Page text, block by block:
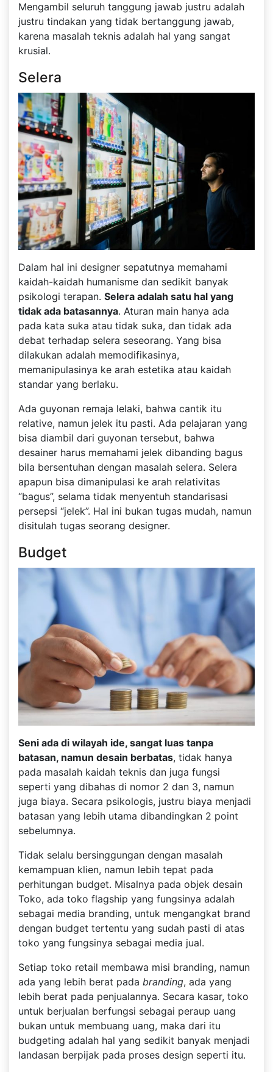
Mengambil seluruh tanggung jawab justru adalah
justru tindakan yang tidak bertanggung jawab,
karena masalah teknis adalah hal yang sangat
krusial.
Selera
Dalam hal ini designer sepatutnya memahami
kaidah-kaidah humanisme dan sedikit banyak
psikologi terapan. Selera adalah satu hal yang
tidak ada batasannya. Aturan main hanya ada
pada kata suka atau tidak suka, dan tidak ada
debat terhadap selera seseorang. Yang bisa
dilakukan adalah memodifikasinya,
memanipulasinya ke arah estetika atau kaidah
standar yang berlaku.
Ada guyonan remaja lelaki, bahwa cantik itu
relative, namun jelek itu pasti. Ada pelajaran yang
bisa diambil dari guyonan tersebut, bahwa
desainer harus memahami jelek dibanding bagus
bila bersentuhan dengan masalah selera. Selera
apapun bisa dimanipulasi ke arah relativitas
“bagus”, selama tidak menyentuh standarisasi
persepsi “jelek”. Hal ini bukan tugas mudah, namun
disitulah tugas seorang designer.
Budget
Seni ada di wilayah ide, sangat luas tanpa
batasan, namun desain berbatas, tidak hanya
pada masalah kaidah teknis dan juga fungsi
seperti yang dibahas di nomor 2 dan 3, namun
juga biaya. Secara psikologis, justru biaya menjadi
batasan yang lebih utama dibandingkan 2 point
sebelumnya.
Tidak selalu bersinggungan dengan masalah
kemampuan klien, namun lebih tepat pada
perhitungan budget. Misalnya pada objek desain
Toko, ada toko flagship yang fungsinya adalah
sebagai media branding, untuk mengangkat brand
dengan budget tertentu yang sudah pasti di atas
toko yang fungsinya sebagai media jual.
Setiap toko retail membawa misi branding, namun
ada yang lebih berat pada branding, ada yang
lebih berat pada penjualannya. Secara kasar, toko
untuk berjualan berfungsi sebagai peraup uang
bukan untuk membuang uang, maka dari itu
budgeting adalah hal yang sedikit banyak menjadi
landasan berpijak pada proses design seperti itu.